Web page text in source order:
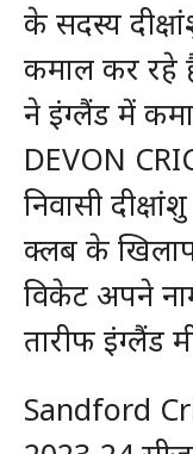
के सदस्य
कमाल कर रहे
ने इंग्लैंड में
DEVON
निवासी
क्लब के
विकेट अपने
तारीफ इंग्लैंड
Sandford